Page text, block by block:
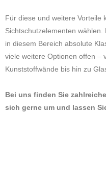
Für diese und weitere Vorteile
Sichtschutzelementen
in diesem Bereich absolute
viele weitere Optionen offen –
Kunststoffwände bis hin zu
Bei uns finden Sie
sich gerne um und lassen